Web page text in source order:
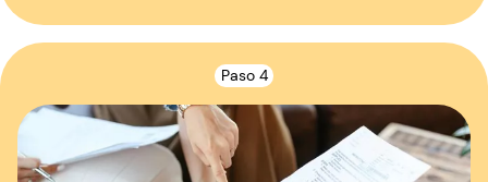
Paso 4